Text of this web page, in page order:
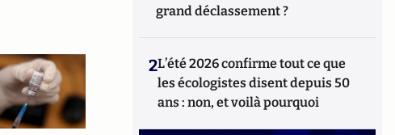
grand déclassement ?
2L’été 2026 confirme tout ce que
les écologistes disent depuis 50
ans : non, et voilà pourquoi